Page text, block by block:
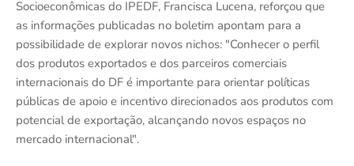
Socioeconômicas do IPEDF, Francisca Lucena, reforçou que
as informações publicadas no boletim apontam para a
possibilidade de explorar novos nichos: "Conhecer o perfil
dos produtos exportados e dos parceiros comerciais
internacionais do DF é importante para orientar políticas
públicas de apoio e incentivo direcionados aos produtos com
potencial de exportação, alcançando novos espaços no
mercado internacional".